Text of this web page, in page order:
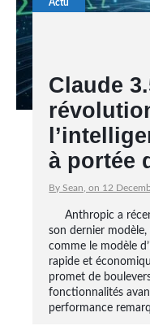
Actu
Claude
à portée
By Sean, on 12
Anthropic a
son dernier
comme le modèle
rapide et
promet de
fonctionnalités
performance